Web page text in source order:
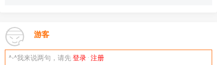
游客
^-^我来说两句，请先登录 · 注册